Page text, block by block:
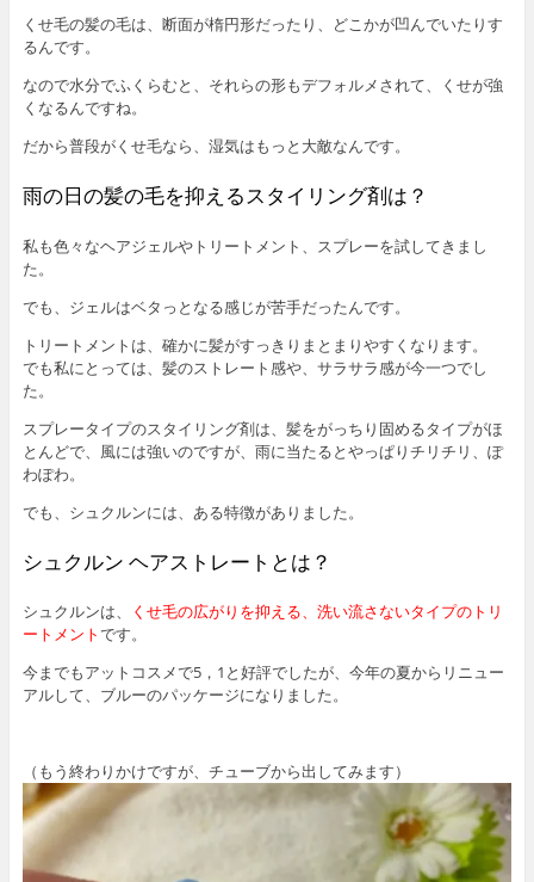
くせ毛の髪の毛は、断面が楕円形だったり、どこかが凹んでいたりす
るんです。
なので水分でふくらむと、それらの形もデフォルメされて、くせが強
くなるんですね。
だから普段がくせ毛なら、湿気はもっと大敵なんです。
雨の日の髪の毛を抑えるスタイリング剤は？
私も色々なヘアジェルやトリートメント、スプレーを試してきまし
た。
でも、ジェルはベタっとなる感じが苦手だったんです。
トリートメントは、確かに髪がすっきりまとまりやすくなります。
でも私にとっては、髪のストレート感や、サラサラ感が今一つでし
た。
スプレータイプのスタイリング剤は、髪をがっちり固めるタイプがほ
とんどで、風には強いのですが、雨に当たるとやっぱりチリチリ、ぽ
わぽわ。
でも、シュクルンには、ある特徴がありました。
シュクルン ヘアストレートとは？
シュクルンは、
くせ毛の広がりを抑える、洗い流さないタイプのトリ
ートメントです。
今までもアットコスメで5，1と好評でしたが、今年の夏からリニュー
アルして、ブルーのパッケージになりました。
（もう終わりかけですが、チューブから出してみます）